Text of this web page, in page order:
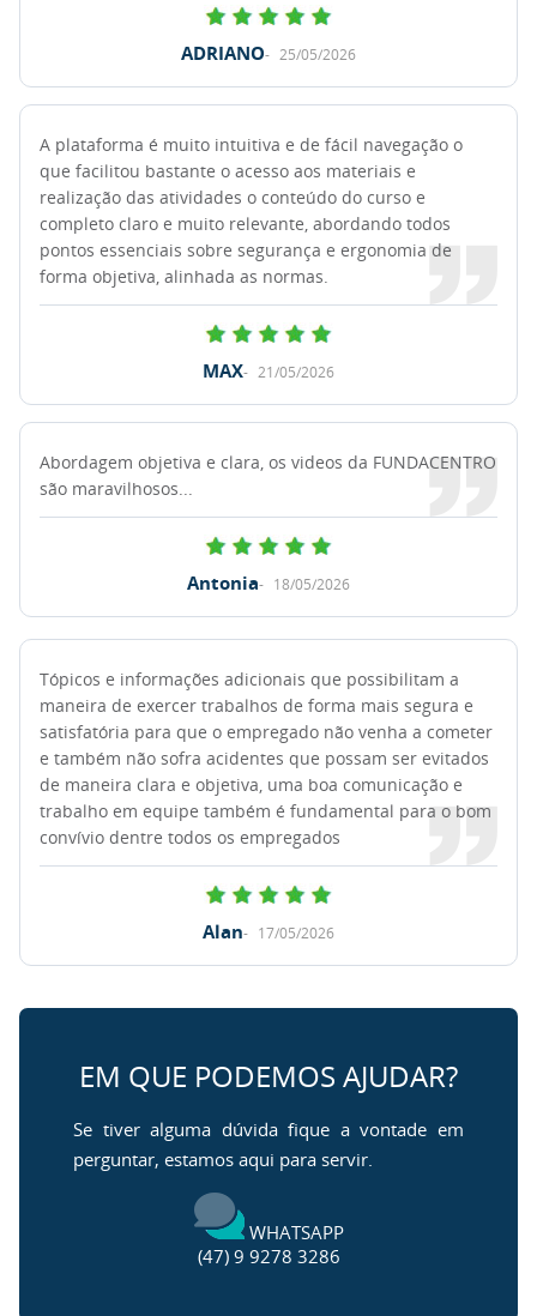
ADRIANO 25/05/2026
A plataforma é muito intuitiva e de fácil navegação o
que facilitou bastante o acesso aos materiais e
realização das atividades o conteúdo do curso e
completo claro e muito relevante, abordando todos
pontos essenciais sobre segurança e ergonomia de
forma objetiva, alinhada as normas.
MAX 21/05/2026
Abordagem objetiva e clara, os videos da FUNDACENTRO
são maravilhosos...
Antonia 18/05/2026
Tópicos e informações adicionais que possibilitam a
maneira de exercer trabalhos de forma mais segura e
satisfatória para que o empregado não venha a cometer
e também não sofra acidentes que possam ser evitados
de maneira clara e objetiva, uma boa comunicação e
trabalho em equipe também é fundamental para o bom
convívio dentre todos os empregados
Alan 17/05/2026
EM QUE PODEMOS AJUDAR?
Se tiver alguma dúvida fique a vontade em
perguntar, estamos aqui para servir.
WHATSAPP
(47) 9 9278 3286